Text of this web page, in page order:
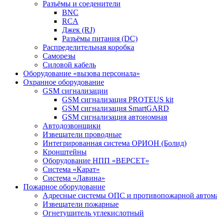
Разъёмы и соеденители
BNC
RCA
Джек (RJ)
Разъёмы питания (DC)
Распределительная коробка
Саморезы
Силовой кабель
Оборудование «вызова персонала»
Охранное оборудование
GSM сигнализации
GSM сигнализация PROTEUS kit
GSM сигнализация SmartGARD
GSM сигнализация автономная
Автодозвонщики
Извещатели проводные
Интегрированная система ОРИОН (Болид)
Кронштейны
Оборудование НПП «ВЕРСЕТ»
Система «Карат»
Система «Лавина»
Пожарное оборудование
Адресные системы ОПС и противопожарной
Извещатели пожарные
Огнетушитель углекислотный